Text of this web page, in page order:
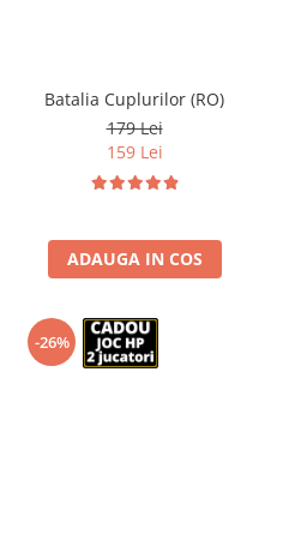
Batalia Cuplurilor (RO)
179 Lei
159 Lei
ADAUGA IN COS
-26%